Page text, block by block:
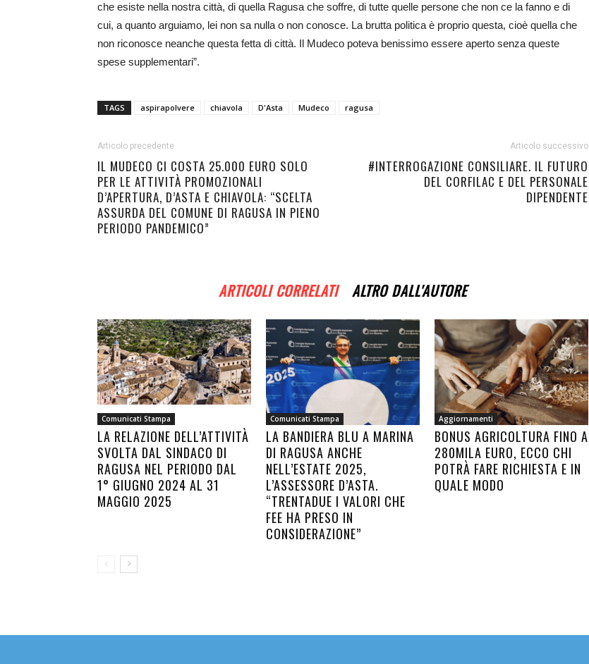
che esiste nella nostra città, di quella Ragusa che soffre, di tutte quelle persone che non ce la fanno e di
cui, a quanto arguiamo, lei non sa nulla o non conosce. La brutta politica è proprio questa, cioè quella che
non riconosce neanche questa fetta di città. Il Mudeco poteva benissimo essere aperto senza queste
spese supplementari”.
TAGS aspirapolvere chiavola D'Asta Mudeco ragusa
Articolo precedente
IL MUDECO CI COSTA 25.000 EURO SOLO
PER LE ATTIVITÀ PROMOZIONALI
D’APERTURA, D’ASTA E CHIAVOLA: “SCELTA
ASSURDA DEL COMUNE DI RAGUSA IN PIENO
PERIODO PANDEMICO”
Articolo successivo
#INTERROGAZIONE CONSILIARE. IL FUTURO
DEL CORFILAC E DEL PERSONALE
DIPENDENTE
ARTICOLI CORRELATI ALTRO DALL'AUTORE
Comunicati Stampa
LA RELAZIONE DELL’ATTIVITÀ
SVOLTA DAL SINDACO DI
RAGUSA NEL PERIODO DAL
1° GIUGNO 2024 AL 31
MAGGIO 2025
Comunicati Stampa
LA BANDIERA BLU A MARINA
DI RAGUSA ANCHE
NELL’ESTATE 2025,
L’ASSESSORE D’ASTA.
“TRENTADUE I VALORI CHE
FEE HA PRESO IN
CONSIDERAZIONE”
Aggiornamenti
BONUS AGRICOLTURA FINO A
280MILA EURO, ECCO CHI
POTRÀ FARE RICHIESTA E IN
QUALE MODO